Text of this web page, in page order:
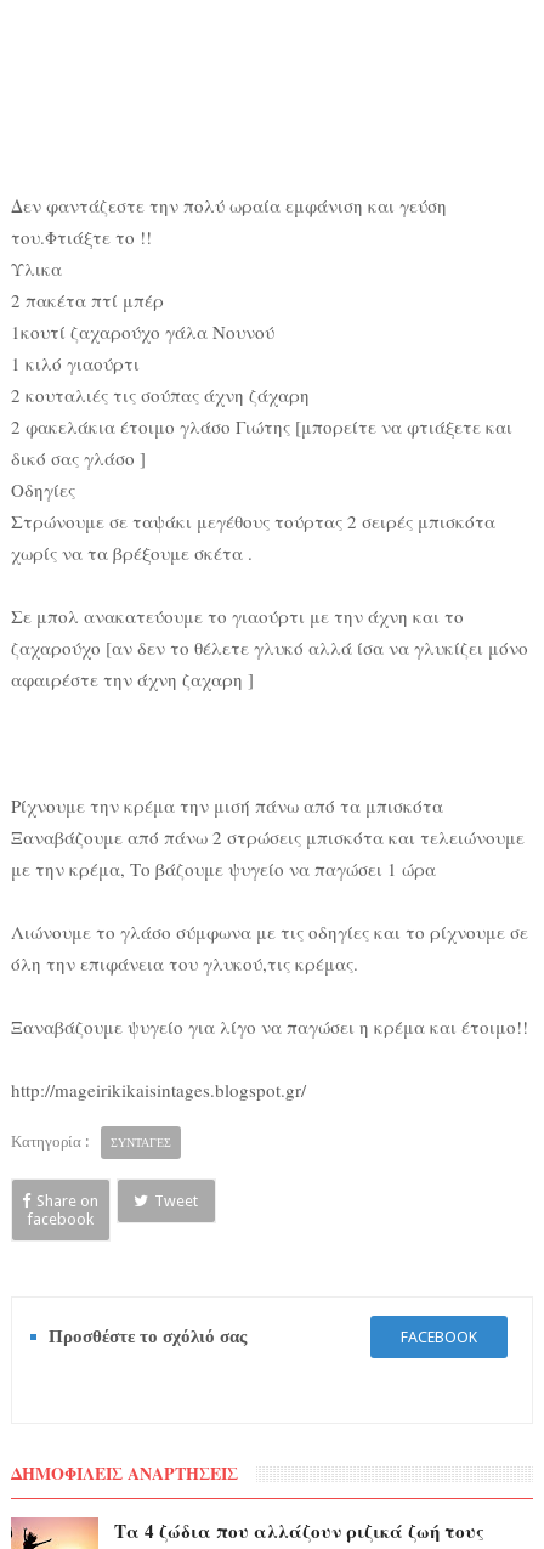
Δεν φαντάζεστε την πολύ ωραία εμφάνιση και γεύση
του.Φτιάξτε το !!
Υλικα
2 πακέτα πτί μπέρ
1κουτί ζαχαρούχο γάλα Νουνού
1 κιλό γιαούρτι
2 κουταλιές τις σούπας άχνη ζάχαρη
2 φακελάκια έτοιμο γλάσο Γιώτης [μπορείτε να φτιάξετε και
δικό σας γλάσο ]
Οδηγίες
Στρώνουμε σε ταψάκι μεγέθους τούρτας 2 σειρές μπισκότα
χωρίς να τα βρέξουμε σκέτα .
Σε μπολ ανακατεύουμε το γιαούρτι με την άχνη και το
ζαχαρούχο [αν δεν το θέλετε γλυκό αλλά ίσα να γλυκίζει μόνο
αφαιρέστε την άχνη ζαχαρη ]
Ρίχνουμε την κρέμα την μισή πάνω από τα μπισκότα
Ξαναβάζουμε από πάνω 2 στρώσεις μπισκότα και τελειώνουμε
με την κρέμα, Το βάζουμε ψυγείο να παγώσει 1 ώρα
Λιώνουμε το γλάσο σύμφωνα με τις οδηγίες και το ρίχνουμε σε
όλη την επιφάνεια του γλυκού,τις κρέμας.
Ξαναβάζουμε ψυγείο για λίγο να παγώσει η κρέμα και έτοιμο!!
http://mageirikikaisintages.blogspot.gr/
Κατηγορία : ΣΥΝΤΑΓΕΣ
Share on
facebook
Tweet
Προσθέστε το σχόλιό σας FACEBOOK
ΔΗΜΟΦΙΛΕΙΣ ΑΝΑΡΤΗΣΕΙΣ
Τα 4 ζώδια που αλλάζουν ριζικά ζωή τους